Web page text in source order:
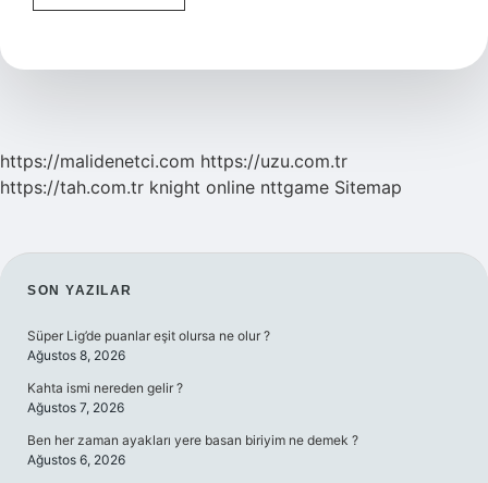
Yayınları
https://malidenetci.com https://uzu.com.tr
https://tah.com.tr knight online nttgame Sitemap
SIDEBAR
SON YAZILAR
Süper Lig’de puanlar eşit olursa ne olur ?
Ağustos 8, 2026
Kahta ismi nereden gelir ?
Ağustos 7, 2026
Ben her zaman ayakları yere basan biriyim ne demek ?
Ağustos 6, 2026